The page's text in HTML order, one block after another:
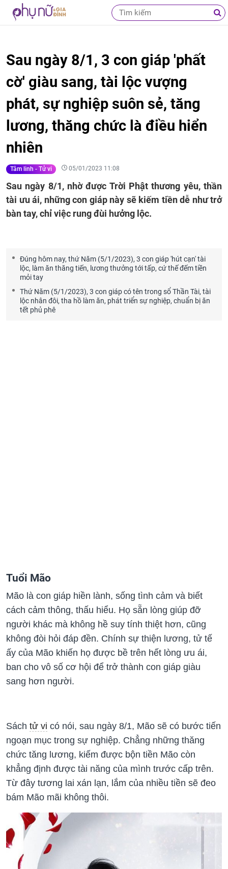
Sau ngày 8/1, 3 con giáp 'phất
cờ' giàu sang, tài lộc vượng
phát, sự nghiệp suôn sẻ, tăng
lương, thăng chức là điều hiển
nhiên
Tâm linh - Tử vi 05/01/2023 11:08
Sau ngày 8/1, nhờ được Trời Phật thương yêu, thần
tài ưu ái, những con giáp này sẽ kiếm tiền dễ như trở
bàn tay, chỉ việc rung đùi hưởng lộc.
Đúng hôm nay, thứ Năm (5/1/2023), 3 con giáp 'hút cạn' tài
lộc, làm ăn thăng tiến, lương thưởng tới tấp, cứ thế đếm tiền
mỏi tay
Thứ Năm (5/1/2023), 3 con giáp có tên trong sổ Thần Tài, tài
lộc nhân đôi, tha hồ làm ăn, phát triển sự nghiệp, chuẩn bị ăn
tết phủ phê
Tuổi Mão
Mão là con giáp hiền lành, sống tình cảm và biết
cách cảm thông, thấu hiểu. Họ sẵn lòng giúp đỡ
người khác mà không hề suy tính thiệt hơn, cũng
không đòi hỏi đáp đền. Chính sự thiện lương, tử tế
ấy của Mão khiến họ được bề trên hết lòng ưu ái,
ban cho vô số cơ hội để trở thành con giáp giàu
sang hơn người.
Sách tử vi có nói, sau ngày 8/1, Mão sẽ có bước tiến
ngoạn mục trong sự nghiệp. Chẳng những thăng
chức tăng lương, kiếm được bộn tiền Mão còn
khẳng định được tài năng của mình trước cấp trên.
Từ đây tương lai xán lạn, lắm của nhiều tiền sẽ đeo
bám Mão mãi không thôi.